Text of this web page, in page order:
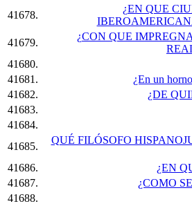
41678.
¿EN QUE
41679.
¿CON QUE
41680.
41681.
¿En un
41682.
¿DE
41683.
41684.
41685.
QUÉ FILÓSOFO
41686.
¿EN
41687.
¿COMO
41688.